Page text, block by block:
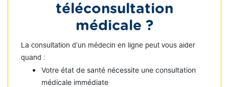
téléconsultation
médicale ?
La consultation d’un médecin en ligne peut vous aider
quand :
Votre état de santé nécessite une consultation
médicale immédiate